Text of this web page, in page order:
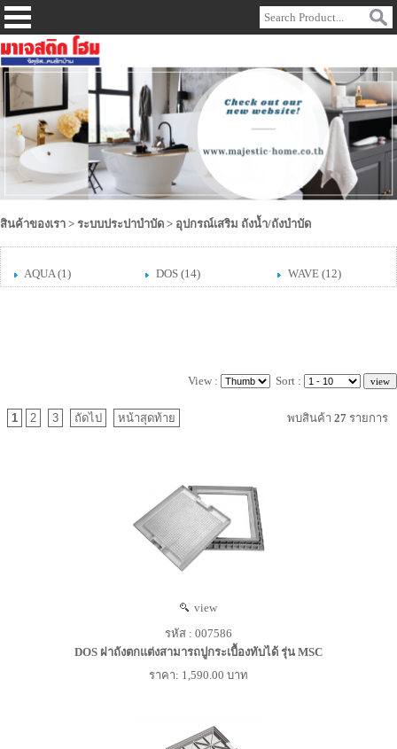
สินค้าของเรา > ระบบประปาบำบัด > อุปกรณ์เสริม ถังน้ำ/ถังบำบัด
AQUA(1) DOS (14) WAVE (12)
View : Sort :
1 2 3 ถัดไป หน้าสุดท้าย พบสินค้า 27 รายการ
view
รหัส : 007586
DOS ฝาถังตกแต่งสามารถปูกระเบื้องทับได้ รุ่น MSC
ราคา: 1,590.00 บาท